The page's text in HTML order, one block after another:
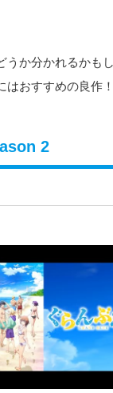
うか分かれるかも
はおすすめの良作！
2